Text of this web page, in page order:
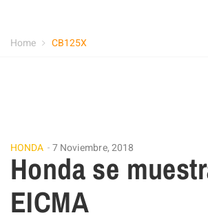
Home CB125X
HONDA 7 Noviembre, 2018
Honda se
EICMA